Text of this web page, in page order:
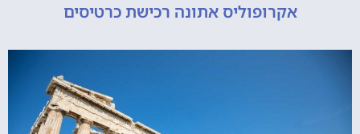
אקרופוליס אתונה רכישת כרטיסים